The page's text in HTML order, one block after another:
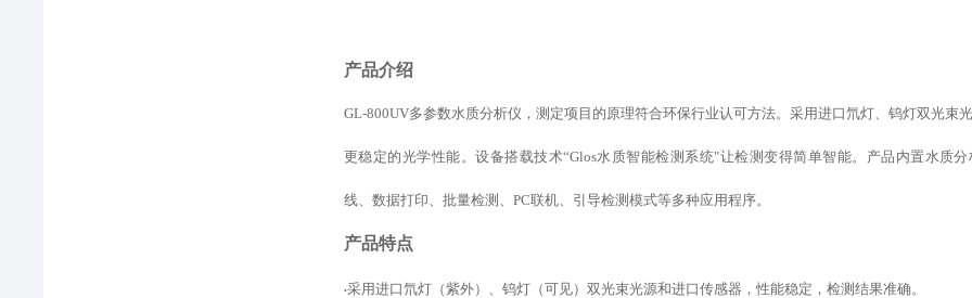
产品介绍
GL-800UV多参数水质分析仪，测定项目的原理符合环保行业认可方法。采用进口氘灯、钨灯双光束
更稳定的光学性能。设备搭载技术“Glos水质智能检测系统"让检测变得简单智能。产品内置水质
线、数据打印、批量检测、 PC联机、 引导检测模式等多种应用程序。
产品特点
•采用进口氘灯（紫外）、钨灯（可见）双光束光源和进口传感器，性能稳定，检测结果准确。